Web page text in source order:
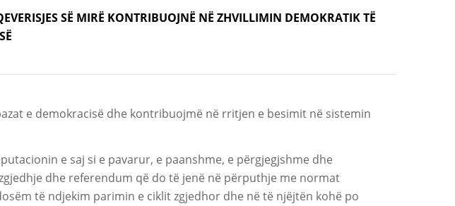
SË MIRË KONTRIBUOJNË NË ZHVILLIMIN DEMOKRATIK TË
e demokracisë dhe kontribuojmë në rritjen e besimit në sistemin
e saj si e pavarur, e paanshme, e përgjegjshme dhe
dhe referendum që do të jenë në përputhje me normat
të ndjekim parimin e ciklit zgjedhor dhe në të njëjtën kohë po